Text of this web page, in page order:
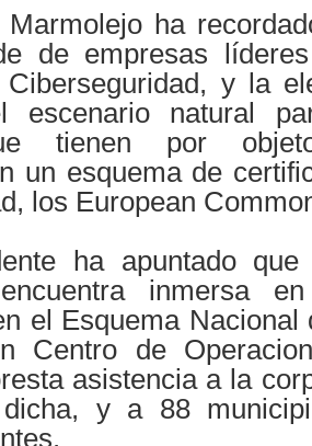
Marmolejo ha
de empresas
y la
escenario natural
tienen por
un esquema de
los European
ha apuntado
inmersa
el Esquema Nacional
Centro de
asistencia a la
dicha, y a 88